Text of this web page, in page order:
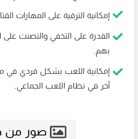
إمكانية الترقية على المهارات
القدرة على التخفي والتصنت
بهم.
إمكانية اللعب بشكل فردي في
آخر في نظام اللعب الجماعي.
صور من